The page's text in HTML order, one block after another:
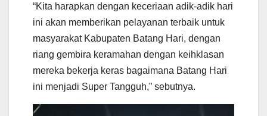
“Kita harapkan dengan keceriaan adik-adik hari
ini akan memberikan pelayanan terbaik untuk
masyarakat Kabupaten Batang Hari, dengan
riang gembira keramahan dengan keihklasan
mereka bekerja keras bagaimana Batang Hari
ini menjadi Super Tangguh,” sebutnya.